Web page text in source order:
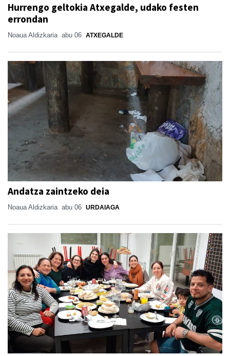
Hurrengo geltokia Atxegalde, udako festen
errondan
Noaua Aldizkaria abu 06 ATXEGALDE
Andatza zaintzeko deia
Noaua Aldizkaria abu 06 URDAIAGA